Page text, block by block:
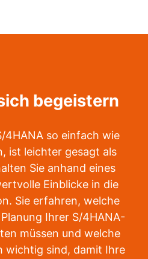
begeistern
4HANA so einfach wie
ist leichter gesagt als
Sie anhand eines
Einblicke in die
Sie erfahren, welche
Ihrer S/4HANA-
müssen und welche
wichtig sind, damit Ihre